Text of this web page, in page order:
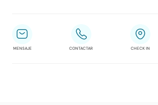
MENSAJE CONTACTAR CHECK IN